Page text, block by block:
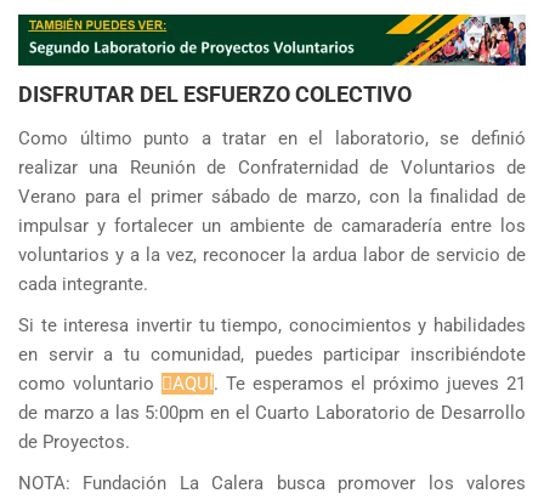
DISFRUTAR DEL ESFUERZO COLECTIVO
Como último punto a tratar en el laboratorio, se definió
realizar una Reunión de Confraternidad de Voluntarios de
Verano para el primer sábado de marzo, con la finalidad de
impulsar y fortalecer un ambiente de camaradería entre los
voluntarios y a la vez, reconocer la ardua labor de servicio de
cada integrante.
Si te interesa invertir tu tiempo, conocimientos y habilidades
en servir a tu comunidad, puedes participar inscribiéndote
como voluntario
AQUÍ. Te esperamos el próximo jueves 21
de marzo a las 5:00pm en el Cuarto Laboratorio de Desarrollo
de Proyectos.
NOTA: Fundación La Calera busca promover los valores